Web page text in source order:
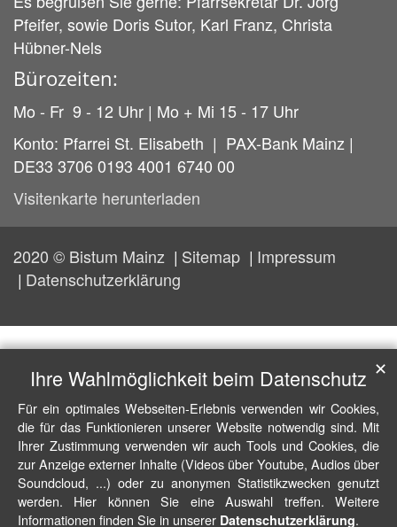
Pfeifer, sowie Doris Sutor, Karl Franz, Christa
Hübner-Nels
Bürozeiten:
Mo - Fr 9 - 12 Uhr | Mo + Mi 15 - 17 Uhr
Konto: Pfarrei St. Elisabeth | PAX-Bank Mainz |
DE33 3706 0193 4001 6740 00
Visitenkarte herunterladen
2020 © Bistum Mainz Sitemap
Impressum
Datenschutzerklärung
Ihre Wahlmöglichkeit beim Datenschutz
Für ein optimales Webseiten-Erlebnis verwenden wir Cookies,
die für das Funktionieren unserer Website notwendig sind. Mit
Ihrer Zustimmung verwenden wir auch Tools und Cookies, die
zur Anzeige externer Inhalte (Videos über Youtube, Audios über
Soundcloud, ...) oder zu anonymen Statistikzwecken genutzt
werden. Hier können Sie eine Auswahl treffen. Weitere
Informationen finden Sie in unserer Datenschutzerklärung.
✕